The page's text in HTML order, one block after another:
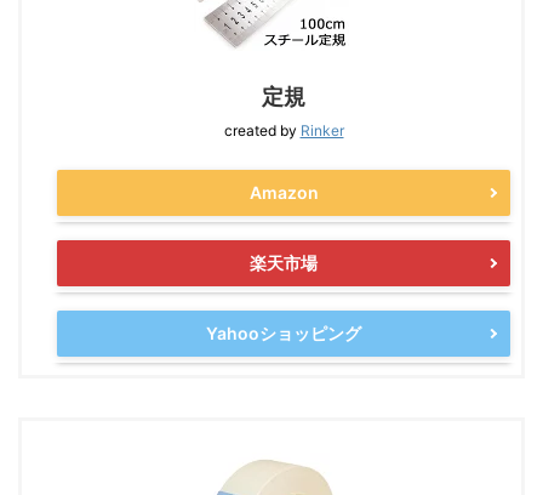
定規
created by Rinker
Amazon
楽天市場
Yahooショッピング